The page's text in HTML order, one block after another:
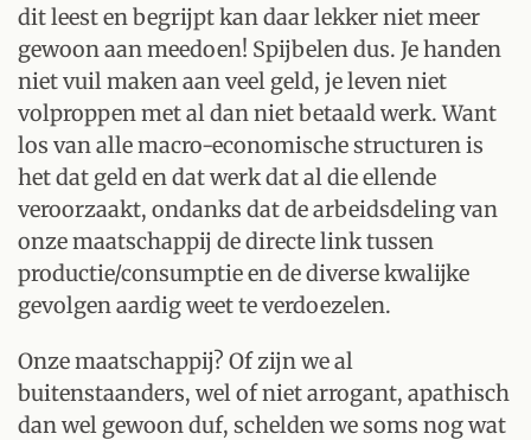
dit leest en begrijpt kan daar lekker niet meer
gewoon aan meedoen! Spijbelen dus. Je handen
niet vuil maken aan veel geld, je leven niet
volproppen met al dan niet betaald werk. Want
los van alle macro-economische structuren is
het dat geld en dat werk dat al die ellende
veroorzaakt, ondanks dat de arbeidsdeling van
onze maatschappij de directe link tussen
productie/consumptie en de diverse kwalijke
gevolgen aardig weet te verdoezelen.
Onze maatschappij? Of zijn we al
buitenstaanders, wel of niet arrogant, apathisch
dan wel gewoon duf, schelden we soms nog wat